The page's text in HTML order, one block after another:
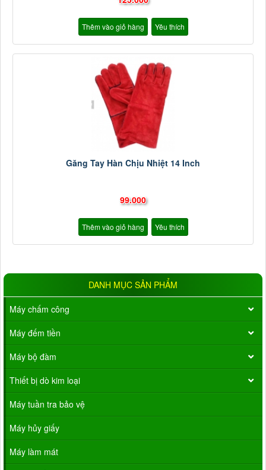
Thêm vào giỏ hàng Yêu thích
Găng Tay Hàn Chịu Nhiệt 14 Inch
99.000
Thêm vào giỏ hàng Yêu thích
DANH MỤC SẢN PHẨM
Máy chấm công
Máy đếm tiền
Máy bộ đàm
Thiết bị dò kim loại
Máy tuần tra bảo vệ
Máy hủy giấy
Máy làm mát